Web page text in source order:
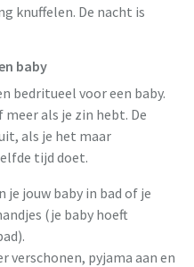
knuffelen. De nacht is
baby
bedritueel voor een baby.
als je zin hebt. De
als je het maar
tijd doet.
je jouw baby in bad of je
(je baby hoeft
verschonen, pyjama aan en